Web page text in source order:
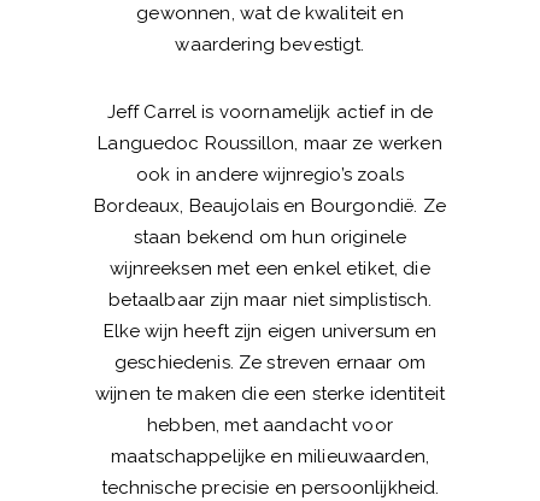
gewonnen, wat de kwaliteit en
waardering bevestigt.
Jeff Carrel is voornamelijk actief in de
Languedoc Roussillon, maar ze werken
ook in andere wijnregio’s zoals
Bordeaux, Beaujolais en Bourgondië. Ze
staan bekend om hun originele
wijnreeksen met een enkel etiket, die
betaalbaar zijn maar niet simplistisch.
Elke wijn heeft zijn eigen universum en
geschiedenis. Ze streven ernaar om
wijnen te maken die een sterke identiteit
hebben, met aandacht voor
maatschappelijke en milieuwaarden,
technische precisie en persoonlijkheid.